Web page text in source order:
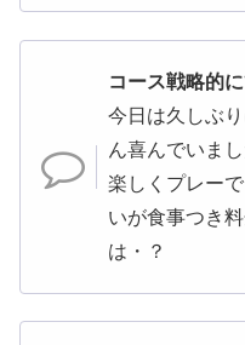
コース戦略的
今日は久しぶ
ん喜んでいま
楽しくプレー
いが食事つき
は・？